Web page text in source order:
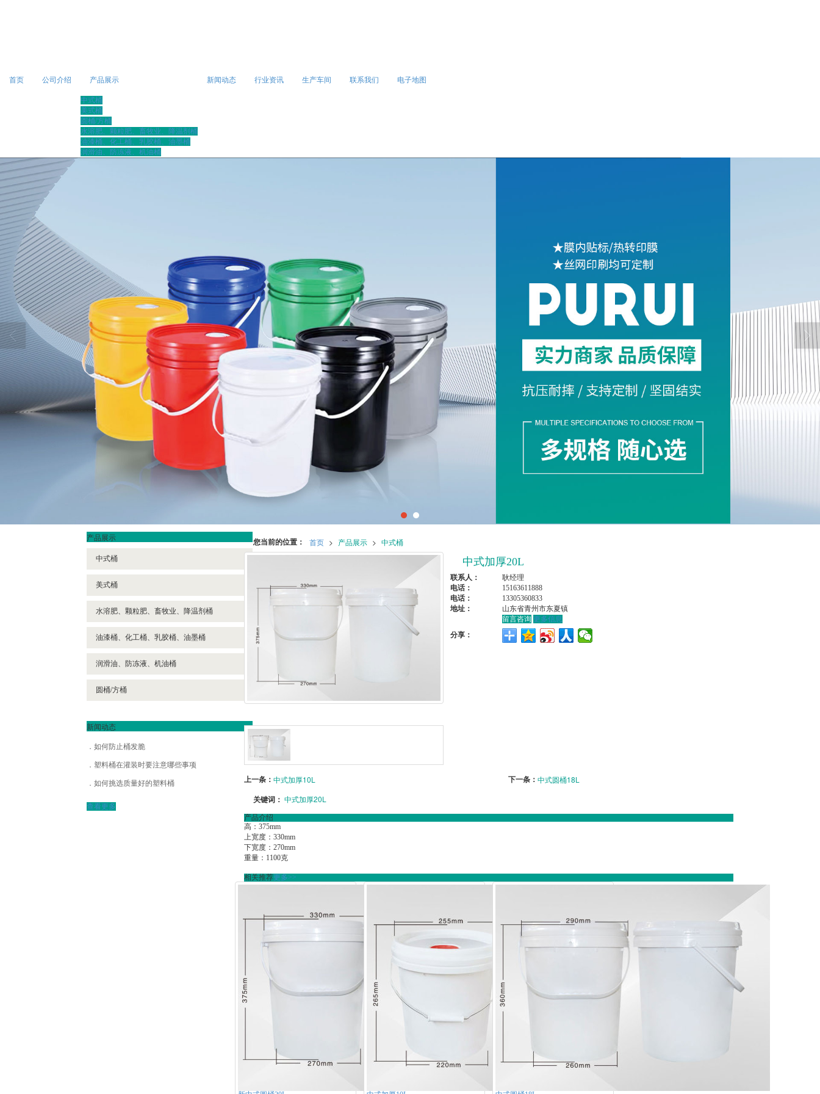
首页 公司介绍 产品展示
中式桶
美式桶
圆桶/方桶
水溶肥、颗粒肥、畜牧业、降温剂桶
油漆桶、化工桶、乳胶桶、油墨桶
润滑油、防冻液、机油桶
新闻动态 行业资讯 生产车间 联系我们 电子地图
您当前的位置： 首页 > 产品展示 > 中式桶
中式加厚20L
联系人：
耿经理
电话：
15163611888
电话：
13305360833
地址：
山东省青州市东夏镇
留言咨询 更多信息
分享：
上一条： 中式加厚10L 下一条： 中式圆桶18L
关键词： 中式加厚20L
产品介绍
高：375mm
上宽度：330mm
下宽度：270mm
重量：1100克
相关推荐更多>>
产品展示
中式桶
美式桶
水溶肥、颗粒肥、畜牧业、降温剂桶
油漆桶、化工桶、乳胶桶、油墨桶
润滑油、防冻液、机油桶
圆桶/方桶
新闻动态
如何防止桶发脆
塑料桶在灌装时要注意哪些事项
如何挑选质量好的塑料桶
查看更多